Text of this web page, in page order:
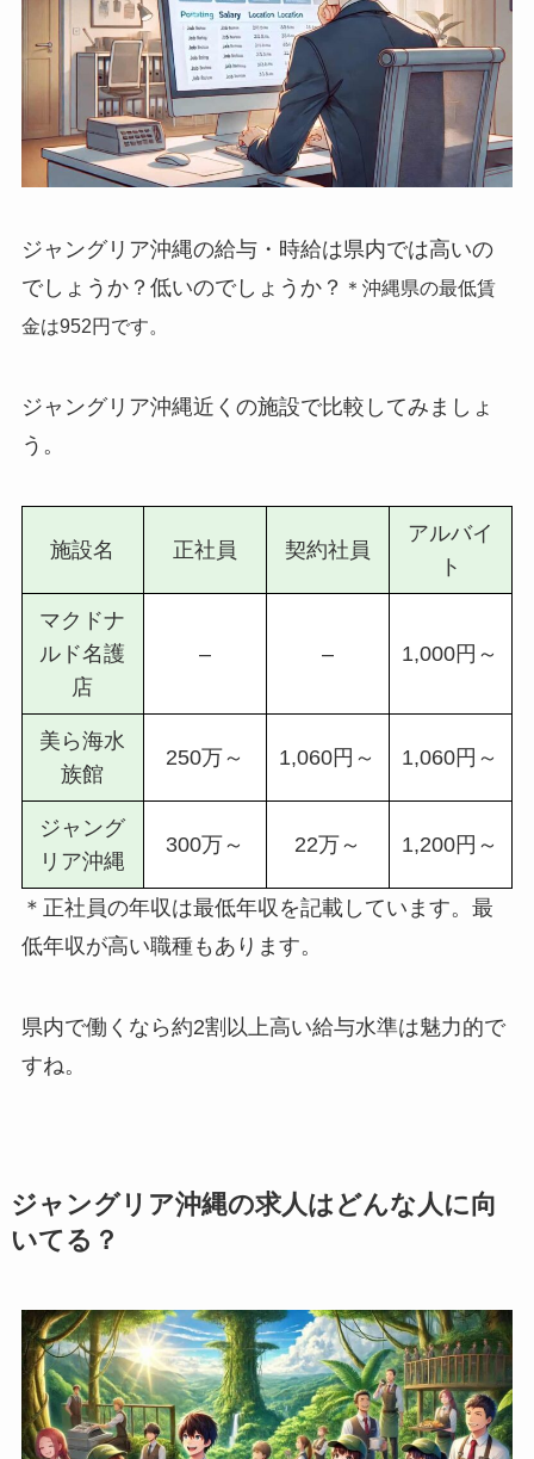
ジャングリア沖縄の給与・時給は県内では高いの
でしょうか？低いのでしょうか？ ＊沖縄県の最低賃
金は952円です。
ジャングリア沖縄近くの施設で比較してみましょ
う。
施設名 正社員 契約社員
アルバイ
ト
マクドナ
ルド名護
店
– – 1,000円～
美ら海水
族館
250万～ 1,060円～ 1,060円～
ジャング
リア沖縄
300万～ 22万～ 1,200円～
＊正社員の年収は最低年収を記載しています。最
低年収が高い職種もあります。
県内で働くなら約2割以上高い給与水準は魅力的で
すね。
ジャングリア沖縄の求人はどんな人に向
いてる？